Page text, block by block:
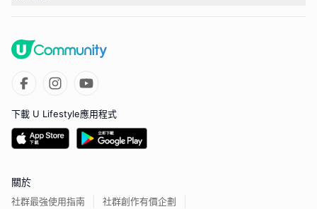
下載 U Lifestyle應用程式
關於
社群最強使用指南
社群創作有價企劃